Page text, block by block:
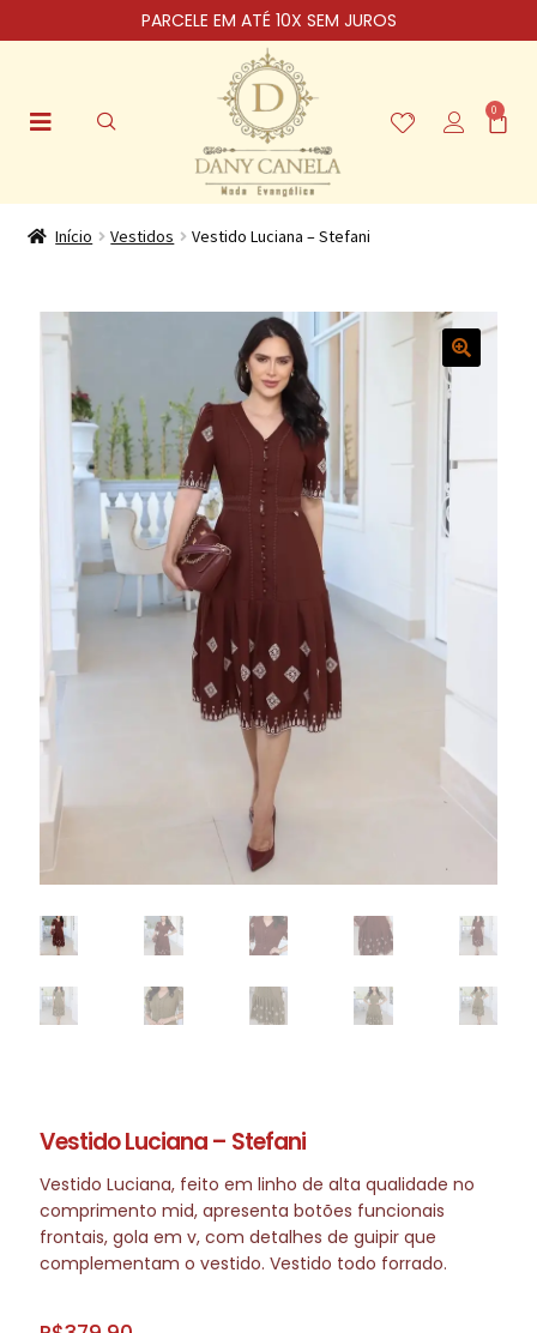
PARCELE EM ATÉ 10X SEM JUROS
0
Início Vestidos Vestido Luciana – Stefani
Vestido Luciana – Stefani
Vestido Luciana, feito em linho de alta qualidade no
comprimento mid, apresenta botões funcionais
frontais, gola em v, com detalhes de guipir que
complementam o vestido. Vestido todo forrado.